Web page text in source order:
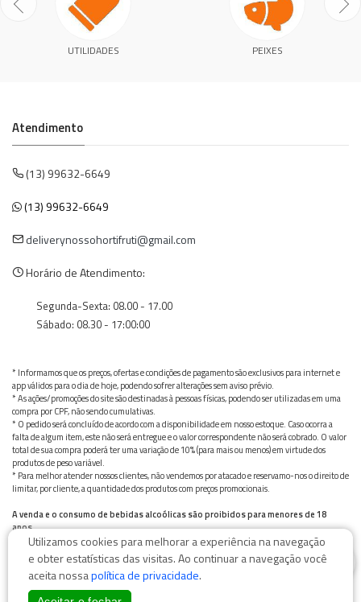
UTILIDADES PEIXES
Atendimento
(13) 99632-6649
(13) 99632-6649
deliverynossohortifruti@gmail.com
Horário de Atendimento:
Segunda-Sexta: 08.00 - 17.00
Sábado: 08.30 - 17:00:00
* Informamos que os preços, ofertas e condições de pagamento são exclusivos para internet e
app válidos para o dia de hoje, podendo sofrer alterações sem aviso prévio.
* As ações/promoções do site são destinadas à pessoas físicas, podendo ser utilizadas em uma
compra por CPF, não sendo cumulativas.
* O pedido será concluído de acordo com a disponibilidade em nosso estoque. Caso ocorra a
falta de algum item, este não será entregue e o valor correspondente não será cobrado. O valor
total de sua compra poderá ter uma variação de 10% (para mais ou menos) em virtude dos
produtos de peso variável.
* Para melhor atender nossos clientes, não vendemos por atacado e reservamo-nos o direito de
limitar, por cliente, a quantidade dos produtos com preços promocionais.
A venda e o consumo de bebidas alcoólicas são proibidos para menores de 18
anos.
Bebida alcoólica pode causar dependência química e, em excesso, provoca graves males à saúde.
Beba com moderação
Utilizamos cookies para melhorar a experiência na navegação
e obter estatísticas das visitas. Ao continuar a navegação você
aceita nossapolítica de privacidade.